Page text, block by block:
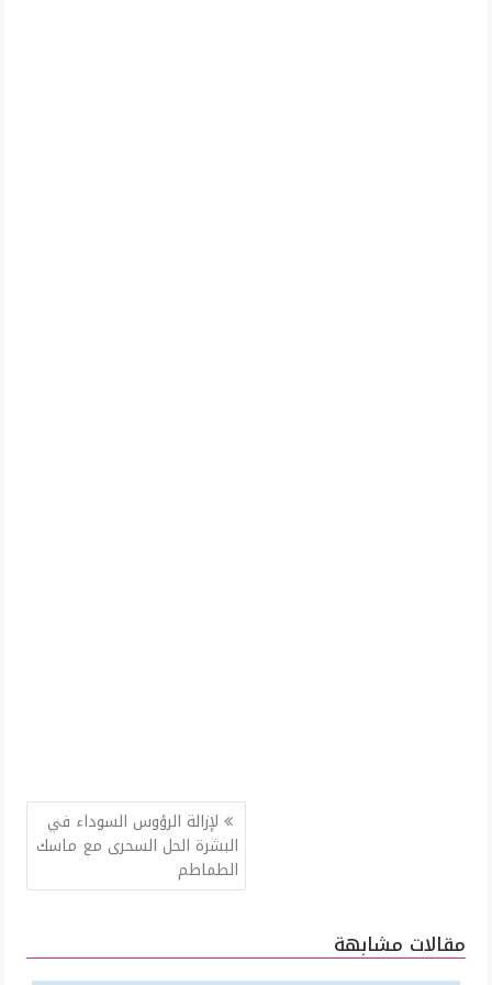
لإزالة الرؤوس السوداء في
البشرة الحل السحرى مع ماسك
الطماطم
مقالات مشابهة